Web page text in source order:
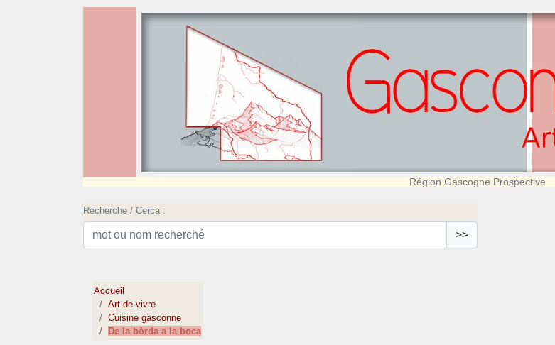
Région Gascogne Prospective
Recherche / Cerca :
>>
Accueil
Art de vivre
Cuisine gasconne
De la bòrda a la boca